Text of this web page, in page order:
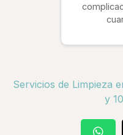
Servicios de Limpieza
y